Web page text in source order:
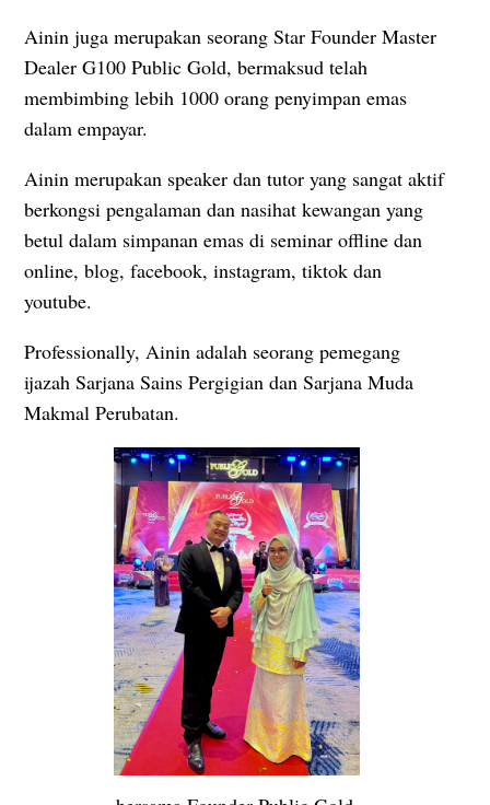
Ainin juga merupakan seorang Star Founder Master
Dealer G100 Public Gold, bermaksud telah
membimbing lebih 1000 orang penyimpan emas
dalam empayar.
Ainin merupakan speaker dan tutor yang sangat aktif
berkongsi pengalaman dan nasihat kewangan yang
betul dalam simpanan emas di seminar offline dan
online, blog, facebook, instagram, tiktok dan
youtube.
Professionally, Ainin adalah seorang pemegang
ijazah Sarjana Sains Pergigian dan Sarjana Muda
Makmal Perubatan.